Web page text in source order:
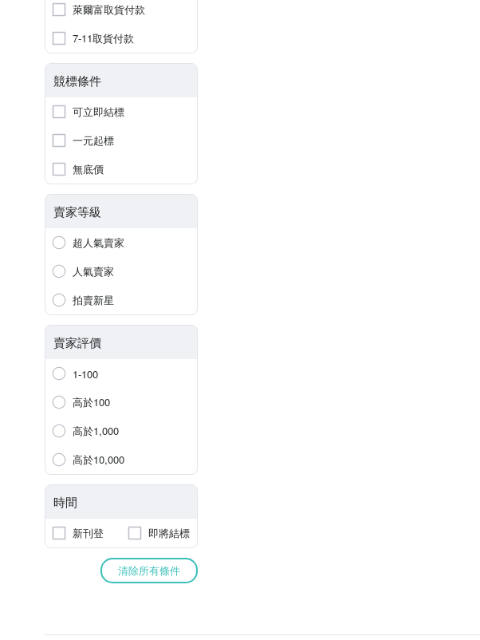
萊爾富取貨付款
7-11取貨付款
競標條件
可立即結標
一元起標
無底價
賣家等級
超人氣賣家
人氣賣家
拍賣新星
賣家評價
1-100
高於100
高於1,000
高於10,000
時間
新刊登 即將結標
清除所有條件